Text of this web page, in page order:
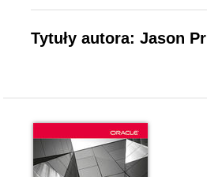
Tytuły autora: Jason